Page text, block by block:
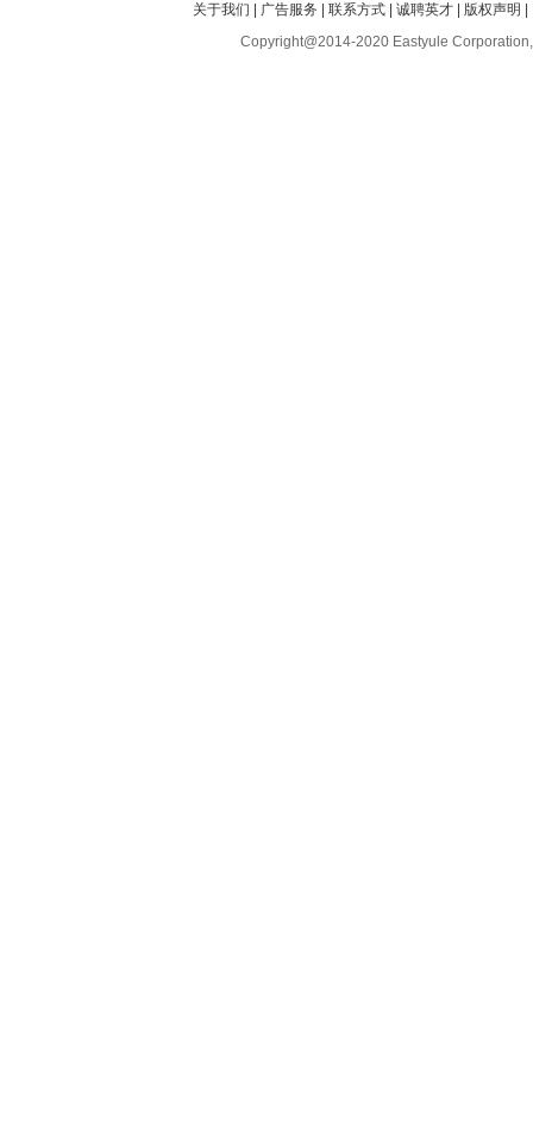
关于我们 | 广告服务 |联系方式 |诚聘英才 | 版权声明 |
Copyright@2014-2020 Eastyule